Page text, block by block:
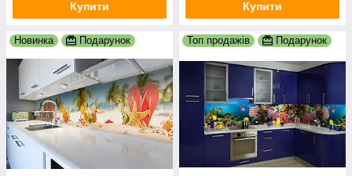
Купити Купити
Новинка Подарунок Топ продажів Подарунок